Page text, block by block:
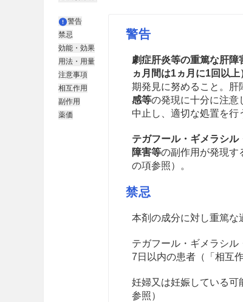
警告
禁忌
効能・効果
用法・用量
注意事項
相互作用
副作用
薬価
警告
劇症肝炎等の重篤な肝障
ヵ月間は1ヵ月に1回以
期発見に努めること。肝
感等の発現に十分に注意
中止し、適切な処置を行
テガフール・ギメラシル
障害等の副作用が発現す
の項参照）。
禁忌
本剤の成分に対し重篤な
テガフール・ギメラシ
7日以内の患者（「相互
妊婦又は妊娠している可
参照）